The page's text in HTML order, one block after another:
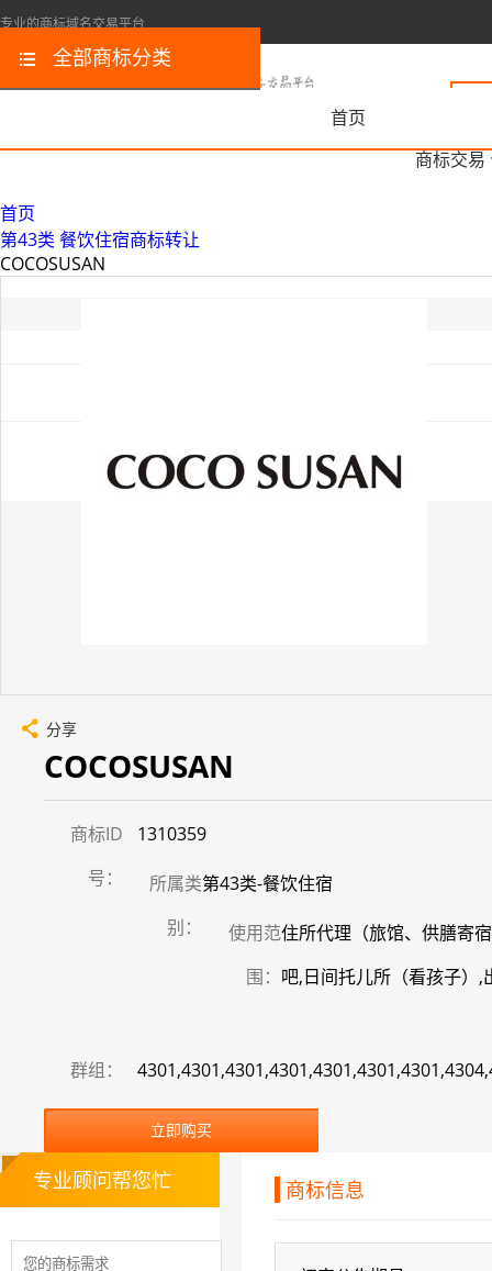
专业的商标域名交易平台
首页
商标交易
全部商标分类
首页
第43类 餐饮住宿商标转让
COCOSUSAN
分享
COCOSUSAN
商标ID
号：
1310359
所属类
别：
第43类-餐饮住宿
使用范
围：
住所代理（旅馆、供膳寄
吧,日间托儿所（看孩子）
群组：
立即购买
商标信息
专业顾问帮您忙